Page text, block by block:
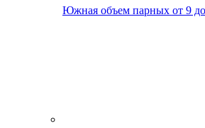
Южная объем парных от 9